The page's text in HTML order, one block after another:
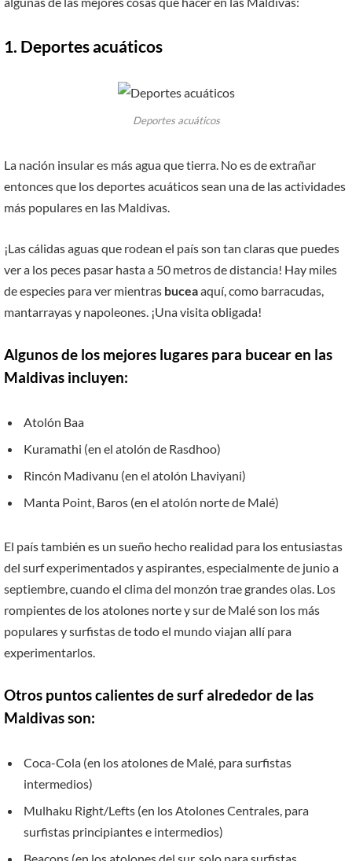
1. Deportes acuáticos
Deportes acuáticos
La nación insular es más agua que tierra. No es de extrañar
entonces que los deportes acuáticos sean una de las actividades
más populares en las Maldivas.
¡Las cálidas aguas que rodean el país son tan claras que puedes
ver a los peces pasar hasta a 50 metros de distancia! Hay miles
de especies para ver mientras buceaaquí, como barracudas,
mantarrayas y napoleones. ¡Una visita obligada!
Algunos de los mejores lugares para bucear en las
Maldivas incluyen:
Atolón Baa
Kuramathi (en el atolón de Rasdhoo)
Rincón Madivanu (en el atolón Lhaviyani)
Manta Point, Baros (en el atolón norte de Malé)
El país también es un sueño hecho realidad para los entusiastas
del surf experimentados y aspirantes, especialmente de junio a
septiembre, cuando el clima del monzón trae grandes olas. Los
rompientes de los atolones norte y sur de Malé son los más
populares y surfistas de todo el mundo viajan allí para
experimentarlos.
Otros puntos calientes de surf alrededor de las
Maldivas son:
Coca-Cola (en los atolones de Malé, para surfistas
intermedios)
Mulhaku Right/Lefts (en los Atolones Centrales, para
surfistas principiantes e intermedios)